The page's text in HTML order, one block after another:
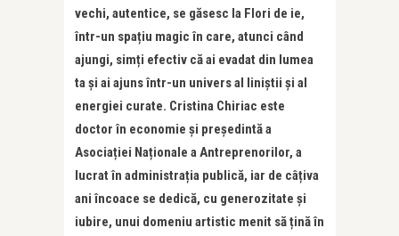
vechi, autentice, se găsesc la Flori de ie,
într-un spațiu magic în care, atunci când
ajungi, simți efectiv că ai evadat din lumea
ta și ai ajuns într-un univers al liniștii și al
energiei curate. Cristina Chiriac este
doctor în economie și președintă a
Asociației Naționale a Antreprenorilor, a
lucrat în administrația publică, iar de câțiva
ani încoace se dedică, cu generozitate și
iubire, unui domeniu artistic menit să țină în